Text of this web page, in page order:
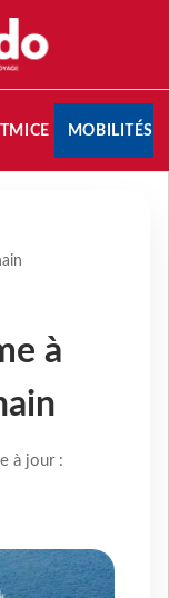
MICE MOBILITÉS
à
à jour :